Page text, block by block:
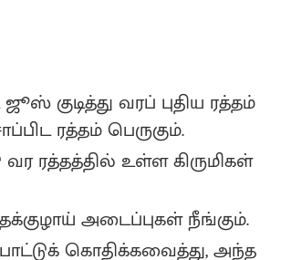
குடித்து வரப் புதிய ரத்தம்
ரத்தம் பெருகும்.
வர ரத்தத்தில் உள்ள கிருமிகள்
அடைப்புகள் நீங்கும்‌.
கொதிக்கவைத்து, அந்த